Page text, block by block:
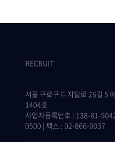
RECRUIT
서울 구로구 디지털로 26길 5
1404호
사업자등록번호 : 138-81-
0500 | 팩스 : 02-866-0037